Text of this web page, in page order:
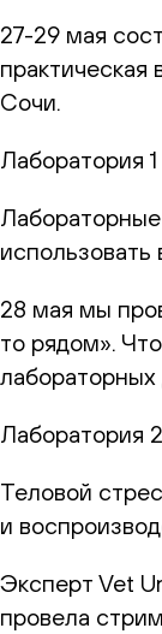
27-29 мая
практическая
Сочи.
Лаборатория
Лабораторные
использовать
28 мая мы
то рядом».
лабораторных
Лаборатория
Теловой
и
Эксперт Vet
провела